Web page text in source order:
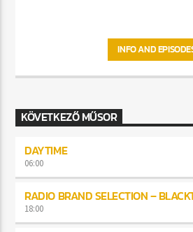
INFO AND
KÖVETKEZŐ MŰSOR
DAYTIME
06:00
RADIO BRAND SELECTION –
18:00